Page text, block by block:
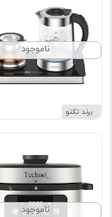
ناموجود
برند تکنو
ناموجود